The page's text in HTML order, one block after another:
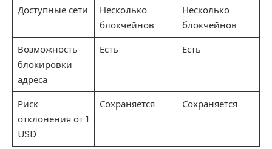
Доступные сети
Несколько
блокчейнов
Несколько
блокчейнов
Возможность
блокировки
адреса
Есть Есть
Риск
отклонения от 1
USD
Сохраняется Сохраняется